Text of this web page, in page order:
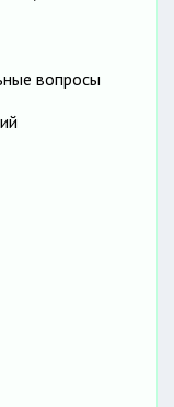
вопросы